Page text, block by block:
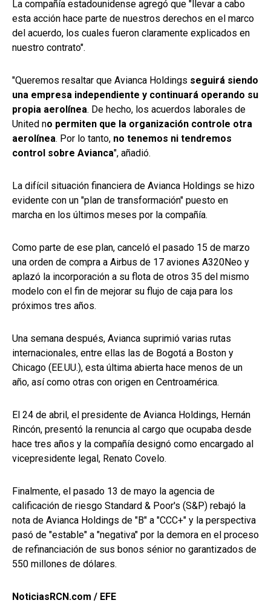
La compañía estadounidense agregó que "llevar a cabo
esta acción hace parte de nuestros derechos en el marco
del acuerdo, los cuales fueron claramente explicados en
nuestro contrato".
"Queremos resaltar que Avianca Holdings seguirá siendo
una empresa independiente y continuará operando su
propia aerolínea. De hecho, los acuerdos laborales de
United no permiten que la organización controle otra
aerolínea. Por lo tanto, no tenemos ni tendremos
control sobre Avianca", añadió.
La difícil situación financiera de Avianca Holdings se hizo
evidente con un "plan de transformación" puesto en
marcha en los últimos meses por la compañía.
Como parte de ese plan, canceló el pasado 15 de marzo
una orden de compra a Airbus de 17 aviones A320Neo y
aplazó la incorporación a su flota de otros 35 del mismo
modelo con el fin de mejorar su flujo de caja para los
próximos tres años.
Una semana después, Avianca suprimió varias rutas
internacionales, entre ellas las de Bogotá a Boston y
Chicago (EE.UU.), esta última abierta hace menos de un
año, así como otras con origen en Centroamérica.
El 24 de abril, el presidente de Avianca Holdings, Hernán
Rincón, presentó la renuncia al cargo que ocupaba desde
hace tres años y la compañía designó como encargado al
vicepresidente legal, Renato Covelo.
Finalmente, el pasado 13 de mayo la agencia de
calificación de riesgo Standard & Poor's (S&P) rebajó la
nota de Avianca Holdings de "B" a "CCC+" y la perspectiva
pasó de "estable" a "negativa" por la demora en el proceso
de refinanciación de sus bonos sénior no garantizados de
550 millones de dólares.
NoticiasRCN.com / EFE